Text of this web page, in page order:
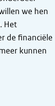
we hen
Het
de financiële
kunnen